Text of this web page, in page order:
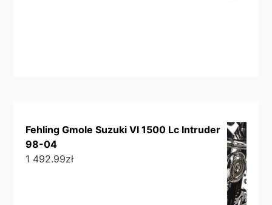
Fehling Gmole Suzuki Vl 1500 Lc Intruder
98-04
1 492.99zł